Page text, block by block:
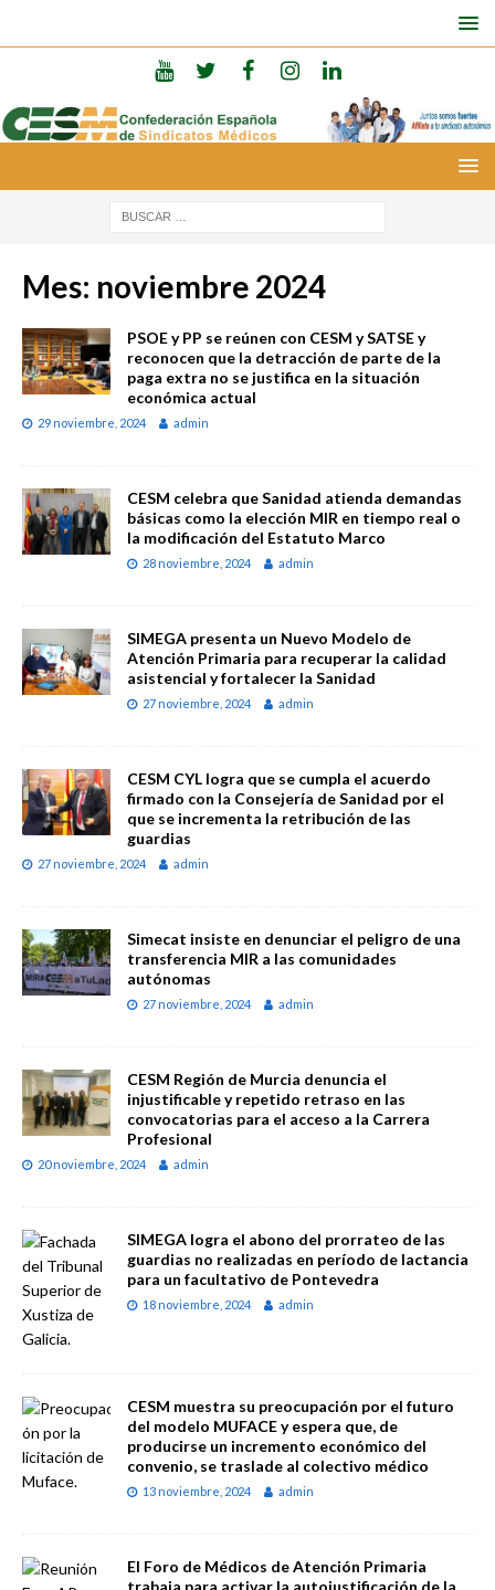
Mes: noviembre 2024
PSOE y PP se reúnen con CESM y SATSE y
reconocen que la detracción de parte de la
paga extra no se justifica en la situación
económica actual
29 noviembre, 2024 admin
CESM celebra que Sanidad atienda demandas
básicas como la elección MIR en tiempo real o
la modificación del Estatuto Marco
28 noviembre, 2024 admin
SIMEGA presenta un Nuevo Modelo de
Atención Primaria para recuperar la calidad
asistencial y fortalecer la Sanidad
27 noviembre, 2024 admin
CESM CYL logra que se cumpla el acuerdo
firmado con la Consejería de Sanidad por el
que se incrementa la retribución de las
guardias
27 noviembre, 2024 admin
Simecat insiste en denunciar el peligro de una
transferencia MIR a las comunidades
autónomas
27 noviembre, 2024 admin
CESM Región de Murcia denuncia el
injustificable y repetido retraso en las
convocatorias para el acceso a la Carrera
Profesional
20 noviembre, 2024 admin
SIMEGA logra el abono del prorrateo de las
guardias no realizadas en período de lactancia
para un facultativo de Pontevedra
18 noviembre, 2024 admin
CESM muestra su preocupación por el futuro
del modelo MUFACE y espera que, de
producirse un incremento económico del
convenio, se traslade al colectivo médico
13 noviembre, 2024 admin
El Foro de Médicos de Atención Primaria
trabaja para activar la autojustificación de la